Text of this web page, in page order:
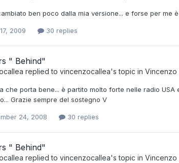
ben poco dalla mia versione... e forse per me
2009 30 replies
" Behind"
replied to vincenzocallea's topic in Vincenzo
che porta bene... è partito molto forte nelle radio
Grazie sempre del sostegno V
24, 2008 30 replies
" Behind"
replied to vincenzocallea's topic in Vincenzo